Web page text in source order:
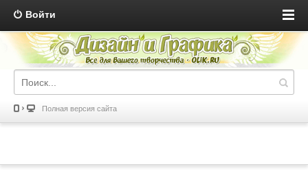
Войти
Полная версия сайта